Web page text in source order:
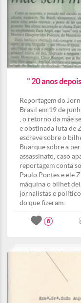
" 20 anos
Reportagem do
Brasil em 19 de
, o retorno da mãe
e obstinada luta de
escreve sobre o
Buarque sobre a
assassinato, caso
reportagem conta
Paulo Pontes e ele
máquina o bilhet
jornalistas e
do que fizeram.
8